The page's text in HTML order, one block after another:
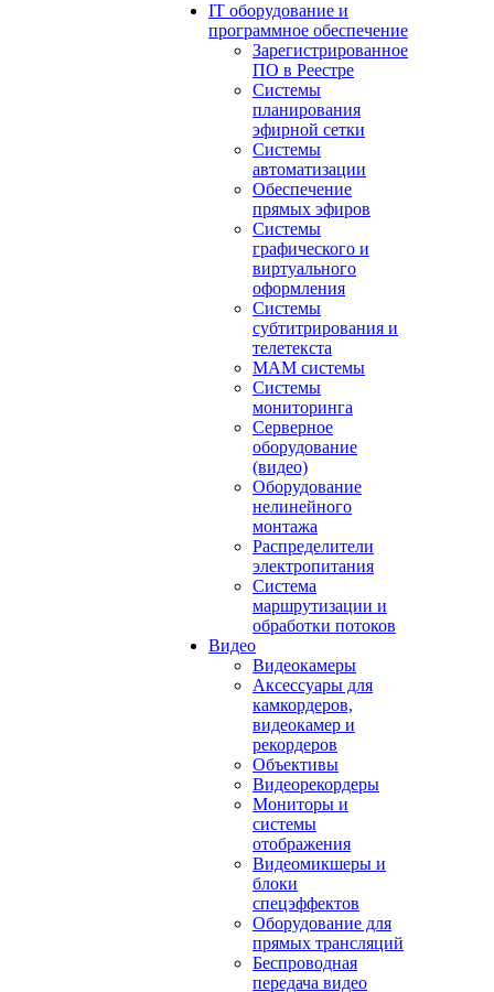
IT оборудование и
программное обеспечение
Зарегистрированное
ПО в Реестре
Системы
планирования
эфирной сетки
Системы
автоматизации
Обеспечение
прямых эфиров
Системы
графического и
виртуального
оформления
Системы
субтитрирования и
телетекста
MAM системы
Системы
мониторинга
Серверное
оборудование
(видео)
Оборудование
нелинейного
монтажа
Распределители
электропитания
Система
маршрутизации и
обработки потоков
Видео
Видеокамеры
Аксессуары для
камкордеров,
видеокамер и
рекордеров
Объективы
Видеорекордеры
Мониторы и
системы
отображения
Видеомикшеры и
блоки
спецэффектов
Оборудование для
прямых трансляций
Беспроводная
передача видео